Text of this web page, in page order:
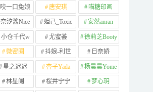
咬一口兔娘 唐安琪 喵糖印画
奈汐酱Nice 妲己_Toxic 安然anran
小仓千代w 尤蜜荟 徐莉芝Booty
微密圈 抖娘-利世 日奈娇
星之迟迟 杏子Yada 杨晨晨Yome
林星阑 桜井宁宁 梦心玥